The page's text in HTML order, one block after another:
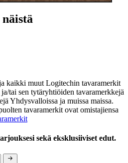
kaikki muut Logitechin tavaramerkit
tai sen tytäryhtiöiden tavaramerkkejä
Yhdysvalloissa ja muissa maissa.
tavaramerkit ovat omistajiensa
sekä eksklusiiviset edut.